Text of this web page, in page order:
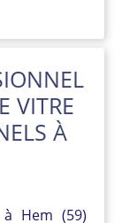
VITRE
À
Hem (59)